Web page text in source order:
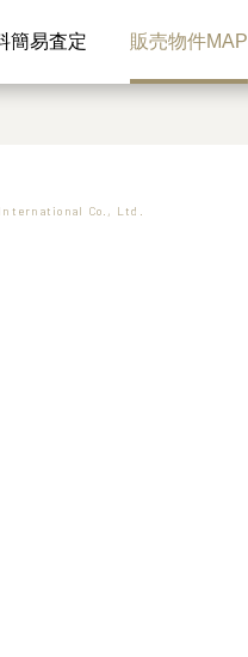
簡易査定 販売物件MAP
Co., Ltd.